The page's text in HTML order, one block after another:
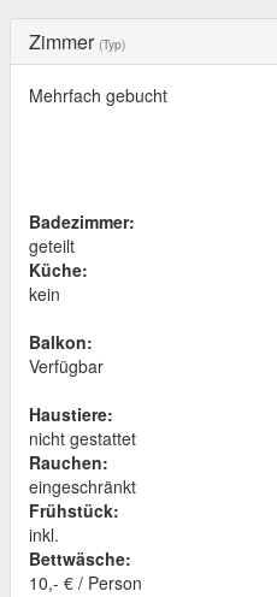
Zimmer (Typ)
Mehrfach gebucht
Badezimmer:
geteilt
Küche:
kein
Balkon:
Verfügbar
Haustiere:
nicht gestattet
Rauchen:
eingeschränkt
Frühstück:
inkl.
Bettwäsche:
10,- € / Person